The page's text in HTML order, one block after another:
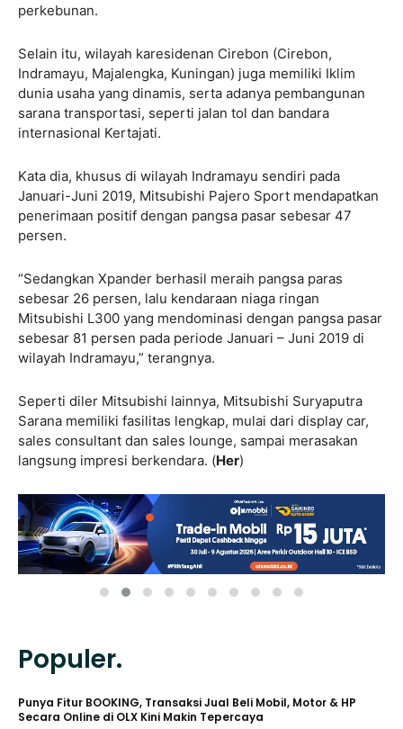
perkebunan.
Selain itu, wilayah karesidenan Cirebon (Cirebon,
Indramayu, Majalengka, Kuningan) juga memiliki Iklim
dunia usaha yang dinamis, serta adanya pembangunan
sarana transportasi, seperti jalan tol dan bandara
internasional Kertajati.
Kata dia, khusus di wilayah Indramayu sendiri pada
Januari-Juni 2019, Mitsubishi Pajero Sport mendapatkan
penerimaan positif dengan pangsa pasar sebesar 47
persen.
“Sedangkan Xpander berhasil meraih pangsa paras
sebesar 26 persen, lalu kendaraan niaga ringan
Mitsubishi L300 yang mendominasi dengan pangsa pasar
sebesar 81 persen pada periode Januari – Juni 2019 di
wilayah Indramayu,” terangnya.
Seperti diler Mitsubishi lainnya, Mitsubishi Suryaputra
Sarana memiliki fasilitas lengkap, mulai dari display car,
sales consultant dan sales lounge, sampai merasakan
langsung impresi berkendara. (Her)
Populer.
Punya Fitur BOOKING, Transaksi Jual Beli Mobil, Motor & HP
Secara Online di OLX Kini Makin Tepercaya